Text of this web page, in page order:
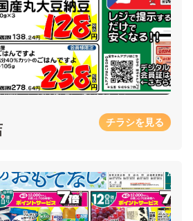
チラシを見る